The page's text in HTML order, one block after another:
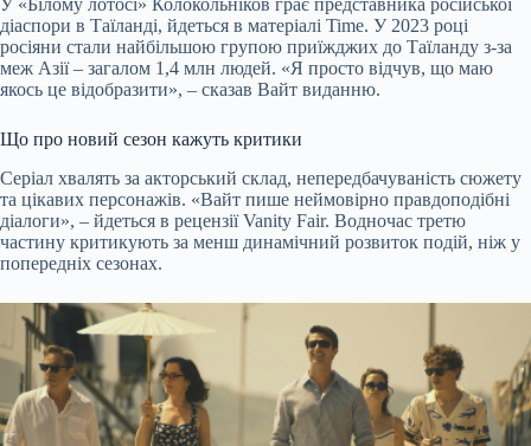
діаспори в Таїланді, йдеться в матеріалі Time. У 2023 році
росіяни стали найбільшою групою приїжджих до Таїланду з-за
меж Азії – загалом 1,4 млн людей. «Я просто відчув, що маю
якось це відобразити», – сказав Вайт виданню.
Що про новий сезон кажуть критики
Серіал хвалять за акторський склад, непередбачуваність сюжету
та цікавих персонажів. «Вайт пише неймовірно правдоподібні
діалоги», – йдеться в рецензії Vanity Fair. Водночас третю
частину критикують за менш динамічний розвиток подій, ніж у
попередніх сезонах.